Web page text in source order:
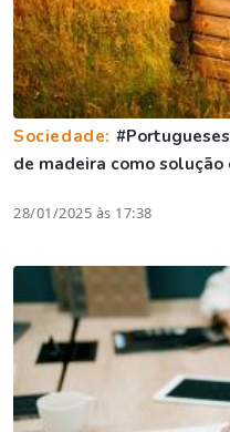
Sociedade:
de madeira como
28/01/2025 às 17:38